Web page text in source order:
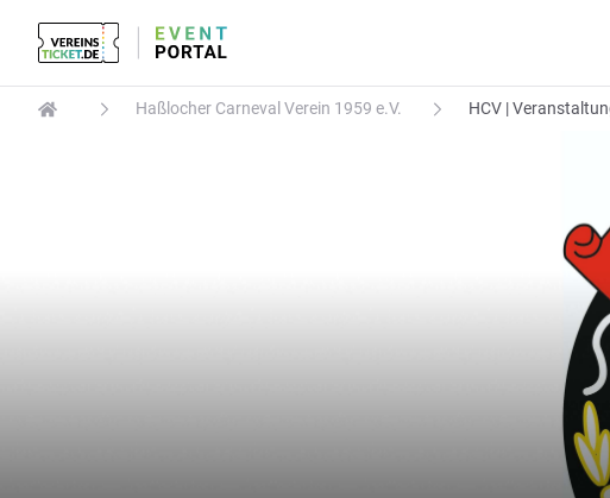
Haßlocher Carneval Verein 1959 e.V. HCV |